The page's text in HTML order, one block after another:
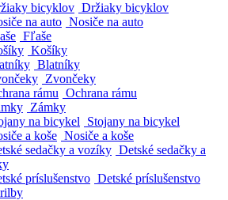
Držiaky bicyklov
Nosiče na auto
Fľaše
Košíky
Blatníky
Zvončeky
Ochrana rámu
Zámky
Stojany na bicykel
Nosiče a koše
Detské sedačky a
Detské príslušenstvo